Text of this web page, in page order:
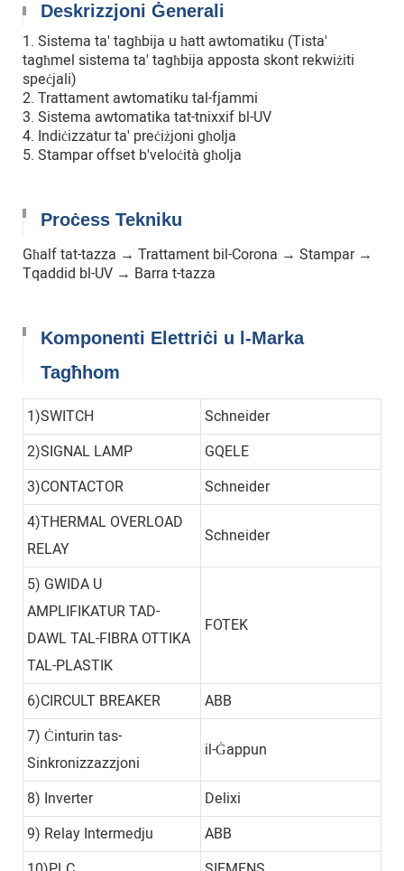
Deskrizzjoni Ġenerali
1. Sistema ta' tagħbija u ħatt awtomatiku (Tista'
tagħmel sistema ta' tagħbija apposta skont rekwiżiti
speċjali)
2. Trattament awtomatiku tal-fjammi
3. Sistema awtomatika tat-tnixxif bl-UV
4. Indiċizzatur ta' preċiżjoni għolja
5. Stampar offset b'veloċità għolja
Proċess Tekniku
Għalf tat-tazza → Trattament bil-Corona → Stampar →
Tqaddid bl-UV → Barra t-tazza
Komponenti Elettriċi u l-Marka
Tagħhom
1)SWITCH
Schneider
2)SIGNAL LAMP
GQELE
3)CONTACTOR
Schneider
4)THERMAL OVERLOAD
RELAY
Schneider
5) GWIDA U
AMPLIFIKATUR TAD-
DAWL TAL-FIBRA OTTIKA
TAL-PLASTIK
FOTEK
6)CIRCULT BREAKER
ABB
7) Ċinturin tas-
Sinkronizzazzjoni
il-Ġappun
8) Inverter
Delixi
9) Relay Intermedju
ABB